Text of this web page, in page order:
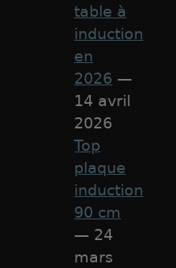
table à
induction
en
2026 —
14 avril
2026
Top
plaque
induction
90 cm
— 24
mars